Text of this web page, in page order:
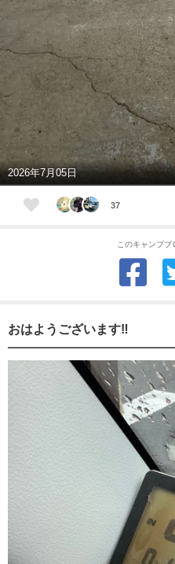
2026年7月05日
37
このキャンプブ
おはようございます‼️